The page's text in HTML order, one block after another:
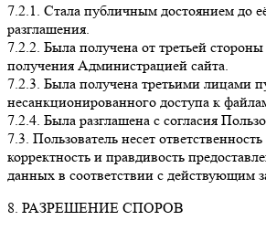
7.2.1. Стала публичным достоянием до
разглашения.
7.2.2. Была получена от третьей
получения Администрацией сайта.
7.2.3. Была получена третьими лицами
несанкционированного доступа к
7.2.4. Была разглашена с согласия
7.3. Пользователь несет
корректность и правдивость
данных в соответствии с действующим
8. РАЗРЕШЕНИЕ СПОРОВ